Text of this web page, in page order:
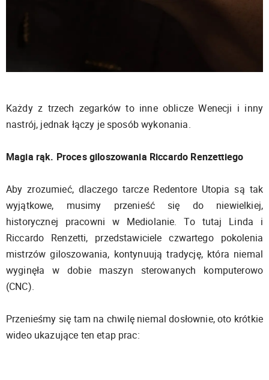
Każdy z trzech zegarków to inne oblicze Wenecji i inny
nastrój, jednak łączy je sposób wykonania.
Magia rąk. Proces giloszowania Riccardo Renzettiego
Aby zrozumieć, dlaczego tarcze Redentore Utopia są tak
wyjątkowe, musimy przenieść się do niewielkiej,
historycznej pracowni w Mediolanie. To tutaj Linda i
Riccardo Renzetti, przedstawiciele czwartego pokolenia
mistrzów giloszowania, kontynuują tradycję, która niemal
wyginęła w dobie maszyn sterowanych komputerowo
(CNC).
Przenieśmy się tam na chwilę niemal dosłownie, oto krótkie
wideo ukazujące ten etap prac: